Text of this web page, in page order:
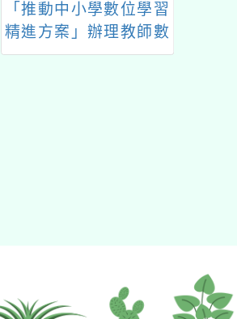
第十四屆臺南文學獎